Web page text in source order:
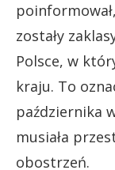
zostały
Polsce, w
kraju. To
października
musiała
obostrzeń.